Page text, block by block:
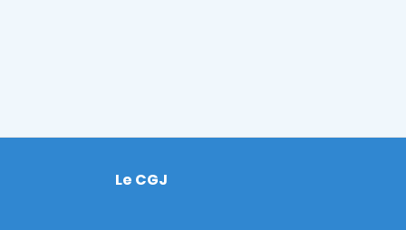
Footer
Le CGJ